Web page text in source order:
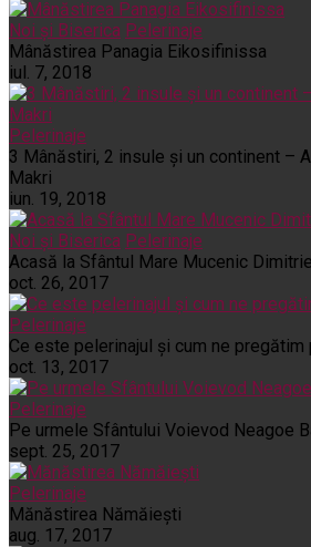
Noi și Biserica Pelerinaje
Mânăstirea Panagia Eikosifinissa
iul. 7, 2018
Pelerinaje
3 Mânăstiri, 2 insule și un continent –
Makri
iun. 19, 2018
Noi și Biserica Pelerinaje
Acasă la Sfântul Mare Mucenic
oct. 26, 2017
Pelerinaje
Ce este pelerinajul şi cum ne pregătim
oct. 13, 2017
Pelerinaje
Pe urmele Sfântului Voievod Neagoe
sept. 25, 2017
Pelerinaje
Mănăstirea Nămăiești
aug. 17, 2017